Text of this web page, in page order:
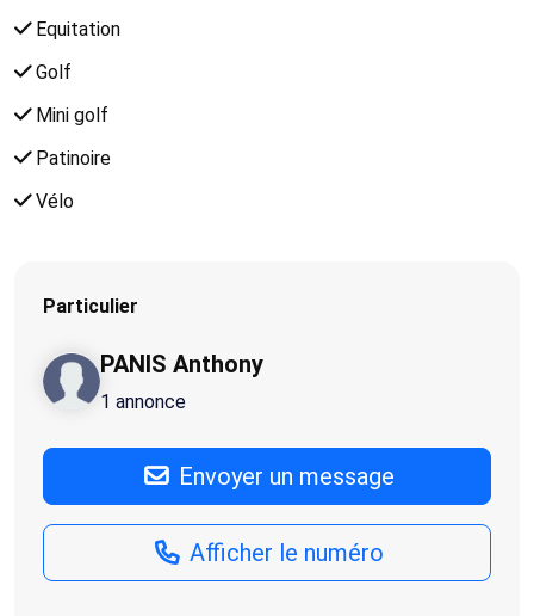
Equitation
Golf
Mini golf
Patinoire
Vélo
Particulier
PANIS Anthony
1 annonce
Envoyer un message
Afficher le numéro